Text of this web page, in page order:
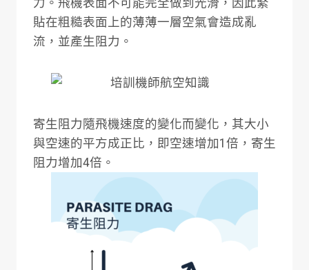
力。飛機表面不可能完全做到光滑，因此緊
貼在粗糙表面上的薄薄一層空氣會造成亂
流，並產生阻力。
寄生阻力隨飛機速度的變化而變化，其大小
與空速的平方成正比，即空速增加1倍，寄生
阻力增加4倍。